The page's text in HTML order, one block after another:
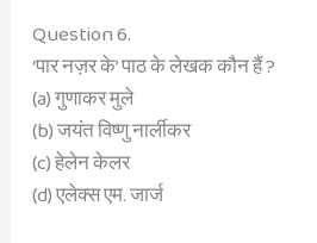
Question 6.
‘पार नज़र के’ पाठ के लेखक कौन हैं ?
(a) गुणाकर मुले
(b) जयंत विष्णु नार्लीकर
(c) हेलेन केलर
(d) एलेक्स एम. जार्ज